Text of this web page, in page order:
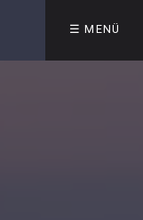
☰ MENÜ